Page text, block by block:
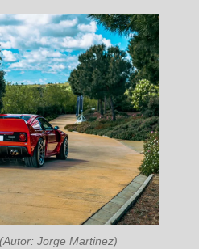
Jorge Martinez)